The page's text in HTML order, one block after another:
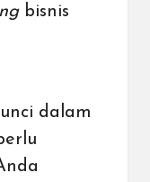
bisnis
dalam